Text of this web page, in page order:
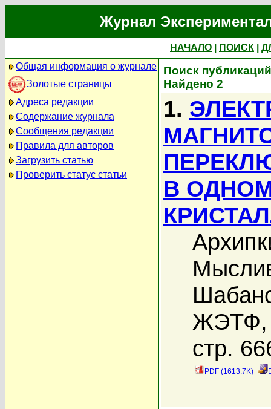
Журнал
НАЧАЛО ПОИСК
Общая информация о журнале
Золотые страницы
Адреса редакции
Содержание журнала
Сообщения редакции
Правила для авторов
Загрузить статью
Проверить статус статьи
Поиск
Найдено 2
1.
В
ЖЭТФ,
стр.
PDF (1613.7K)